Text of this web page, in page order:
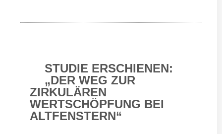
STUDIE ERSCHIENEN:
„DER WEG ZUR
ZIRKULÄREN
WERTSCHÖPFUNG BEI
ALTFENSTERN“